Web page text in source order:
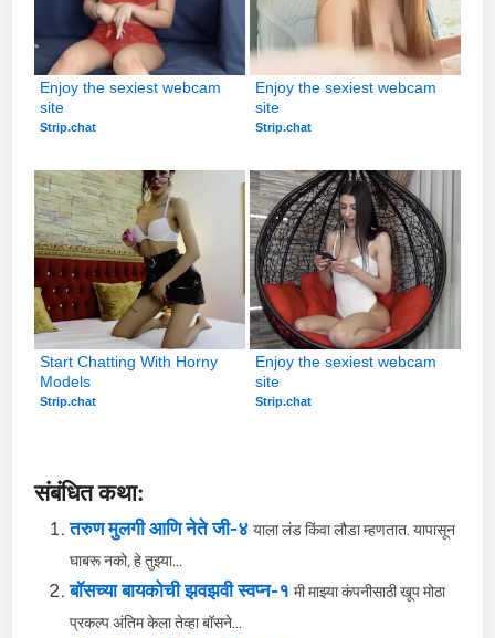
Enjoy the sexiest webcam
site
Strip.chat
Enjoy the sexiest webcam
site
Strip.chat
Start Chatting With Horny
Models
Strip.chat
Enjoy the sexiest webcam
site
Strip.chat
संबंधित कथा:
तरुण मुलगी आणि नेते जी-४ याला लंड किंवा लौडा म्हणतात. यापासून
घाबरू नको, हे तुझ्या...
बॉसच्या बायकोची झवझवी स्वप्न-१ मी माझ्या कंपनीसाठी खूप मोठा
प्रकल्प अंतिम केला तेव्हा बॉसने...